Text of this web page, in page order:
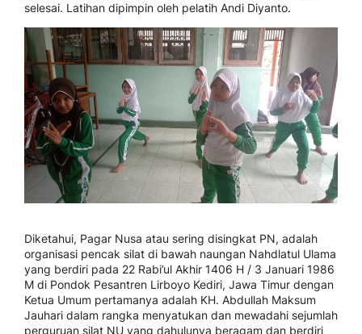
selesai. Latihan dipimpin oleh pelatih Andi Diyanto.
Diketahui, Pagar Nusa atau sering disingkat PN, adalah
organisasi pencak silat di bawah naungan Nahdlatul Ulama
yang berdiri pada 22 Rabi’ul Akhir 1406 H / 3 Januari 1986
M di Pondok Pesantren Lirboyo Kediri, Jawa Timur dengan
Ketua Umum pertamanya adalah KH. Abdullah Maksum
Jauhari dalam rangka menyatukan dan mewadahi sejumlah
perguruan silat NU yang dahulunya beragam dan berdiri